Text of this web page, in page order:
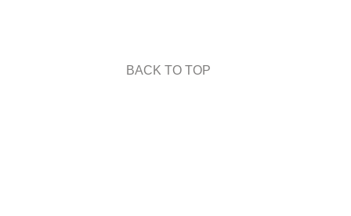
BACK TO TOP